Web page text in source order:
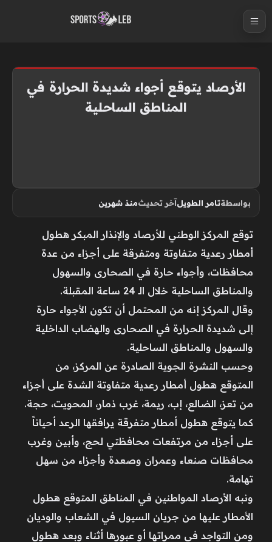
الأرصاد يتوقع أجواء شديدة الحرارة في
المناطق الساحلية
بواسطةتامر الطويلآخر تحديثمنذ شهرين
توقع المركز الوطني للأرصاد والإنذار المبكر هطول
أمطار رعدية متفاوتة ومتفرقة على أجزاء من عدة
محافظات، وأجواء حارة في الصحارى والسهول
والمناطق الساحلية خلال الـ 24 ساعة المقبلة.
وقال المركز إنه من المحتمل أن تكون الأجواء حارة
إلى شديدة الحرارة في الصحارى والهضاب الداخلية
والسهول والمناطق الساحلية.
وحسب النشرة الجوية الصادرة عن المركز، من
المتوقع هطول أمطار رعدية متفاوتة الشدة على أجزاء
من تعز، الضالع، إب، ريمة، غرب ذمار، المحويت، حجة.
كما يتوقع هطول أمطار متفرقة يرافقها الرعد أحياناً
على أجزاء من مرتفعات محافظتي لحج، وأبين وغرب
محافظات صنعاء وعمران وصعدة وأجزاء من سهل
تهامة.
ونبه الأرصاد المواطنين في المناطق المتوقع هطول
الأمطار عليها من جريان السيول في الشعاب والوديان
ومن التواجد في ممراتها أو عبورها أثناء وبعد هطول